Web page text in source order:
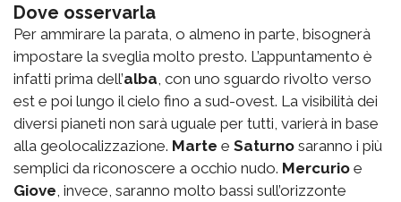
Dove osservarla
Per ammirare la parata, o almeno in parte, bisognerà
impostare la sveglia molto presto. L’appuntamento è
infatti prima dell’alba , con uno sguardo rivolto verso
est e poi lungo il cielo fino a sud-ovest. La visibilità dei
diversi pianeti non sarà uguale per tutti, varierà in base
alla geolocalizzazione. Marte e Saturno saranno i più
semplici da riconoscere a occhio nudo. Mercurio e
Giove , invece, saranno molto bassi sull’orizzonte